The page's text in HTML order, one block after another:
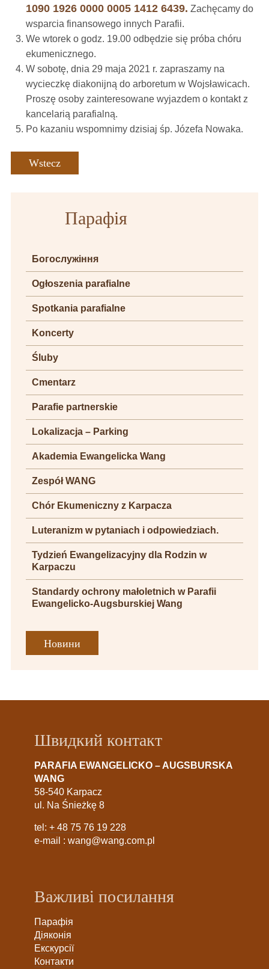
1090 1926 0000 0005 1412 6439. Zachęcamy do
wsparcia finansowego innych Parafii.
We wtorek o godz. 19.00 odbędzie się próba chóru
ekumenicznego.
W sobotę, dnia 29 maja 2021 r. zapraszamy na
wycieczkę diakonijną do arboretum w Wojsławicach.
Proszę osoby zainteresowane wyjazdem o kontakt z
kancelarią parafialną.
Po kazaniu wspomnimy dzisiaj śp. Józefa Nowaka.
Wstecz
Парафія
Богослужіння
Ogłoszenia parafialne
Spotkania parafialne
Koncerty
Śluby
Cmentarz
Parafie partnerskie
Lokalizacja – Parking
Akademia Ewangelicka Wang
Zespół WANG
Chór Ekumeniczny z Karpacza
Luteranizm w pytaniach i odpowiedziach.
Tydzień Ewangelizacyjny dla Rodzin w
Karpaczu
Standardy ochrony małoletnich w Parafii
Ewangelicko-Augsburskiej Wang
Новини
Швидкий контакт
PARAFIA EWANGELICKO – AUGSBURSKA
WANG
58-540 Karpacz
ul. Na Śnieżkę 8
tel: + 48 75 76 19 228
e-mail : wang@wang.com.pl
Важливі посилання
Парафія
Діяконія
Екскурсії
Контакти